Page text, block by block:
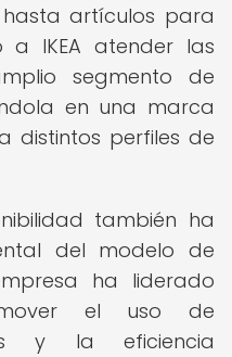
artículos para
IKEA atender las
segmento de
en una marca
distintos perfiles de
también ha
del modelo de
ha liderado
el uso de
y la eficiencia